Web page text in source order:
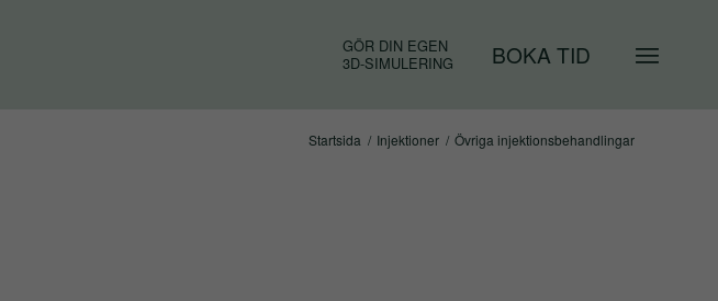
GÖR DIN EGEN
3D-SIMULERING
BOKA TID
Startsida / Injektioner / Övriga injektionsbehandlingar